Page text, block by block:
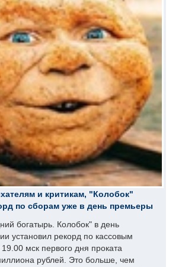
и критикам, "Колобок"
по сборам уже в день премьеры
богатырь. Колобок" в день
установил рекорд по кассовым
мск первого дня проката
рублей. Это больше, чем